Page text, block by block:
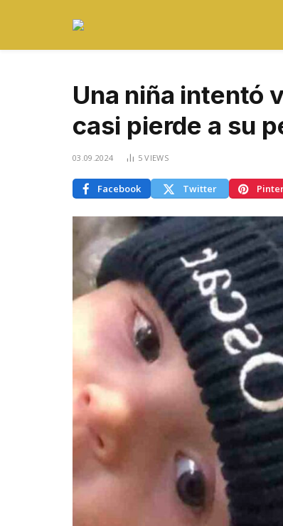
Una niña intentó
casi pierde a su
03.09.2024 5VIEWS
Facebook Twitter